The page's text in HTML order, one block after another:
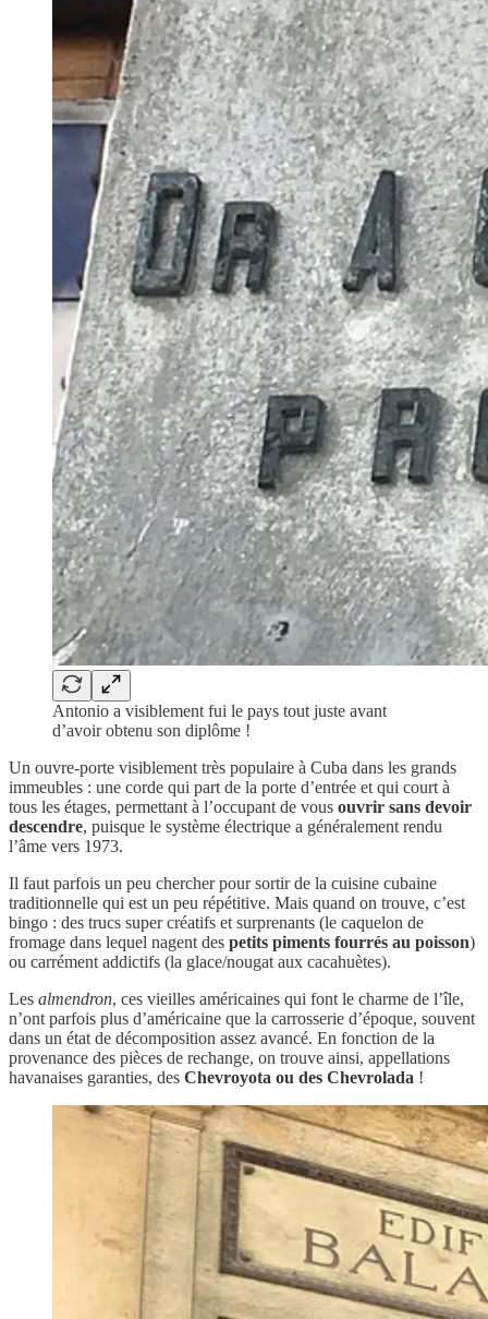
Antonio a visiblement fui le pays tout juste avant
d’avoir obtenu son diplôme !
Un ouvre-porte visiblement très populaire à Cuba dans les grands
immeubles : une corde qui part de la porte d’entrée et qui court à
tous les étages, permettant à l’occupant de vous ouvrir sans devoir
descendre, puisque le système électrique a généralement rendu
l’âme vers 1973.
Il faut parfois un peu chercher pour sortir de la cuisine cubaine
traditionnelle qui est un peu répétitive. Mais quand on trouve, c’est
bingo : des trucs super créatifs et surprenants (le caquelon de
fromage dans lequel nagent des petits piments fourrés au poisson)
ou carrément addictifs (la glace/nougat aux cacahuètes).
Les almendron, ces vieilles américaines qui font le charme de l’île,
n’ont parfois plus d’américaine que la carrosserie d’époque, souvent
dans un état de décomposition assez avancé. En fonction de la
provenance des pièces de rechange, on trouve ainsi, appellations
havanaises garanties, des Chevroyota ou des Chevrolada !